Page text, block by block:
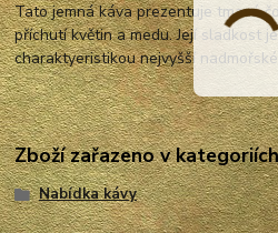
Tato jemná káva prezentuje tmavé
příchutí květin a medu. Její sladkost
charaktyeristikou nejvyšší
Zboží zařazeno v
Nabídka kávy